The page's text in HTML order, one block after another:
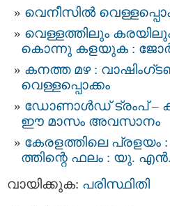
വെനീസില്‍
വെള്ളത്തിലും
കൊന്നു കളയുക :
കനത്ത മഴ :
വെള്ളപ്പൊക്കം
ഡോണാൾഡ് ട്രംപ് –
ഈ മാസം അവസാനം
കേരളത്തിലെ
ത്തിന്റെ ഫലം : യു.
വായിക്കുക: പരിസ്ഥിതി